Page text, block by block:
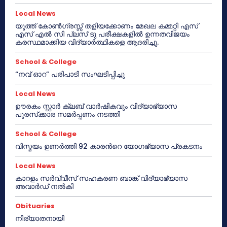
Local News
യൂത്ത് കോൺഗ്രസ്സ് തളിയക്കോണം മേഖല കമ്മറ്റി എസ്
എസ് എൽ സി പ്ലസ് ടു പരീക്ഷകളിൽ ഉന്നതവിജയം
കരസ്ഥമാക്കിയ വിദ്യാർത്ഥികളെ ആദരിച്ചു.
School & College
“നവ് ഓറ” പരിപാടി സംഘടിപ്പിച്ചു
Local News
ഊരകം സ്റ്റാർ ക്ലബ് വാർഷികവും വിദ്യാഭ്യാസ
പുരസ്‌ക്കാര സമർപ്പണം നടത്തി
School & College
വിസ്മയം ഉണർത്തി 92 കാരൻറെ യോഗഭ്യാസ പ്രകടനം
Local News
കാറളം സർവ്വീസ് സഹകരണ ബാങ്ക് വിദ്യാഭ്യാസ
അവാർഡ് നൽകി
Obituaries
നിര്യാതനായി